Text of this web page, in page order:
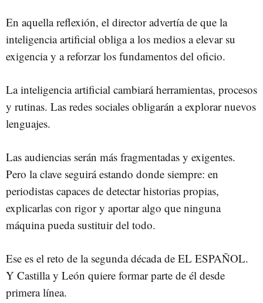
En aquella reflexión, el director advertía de que la
inteligencia artificial obliga a los medios a elevar su
exigencia y a reforzar los fundamentos del oficio.
La inteligencia artificial cambiará herramientas, procesos
y rutinas. Las redes sociales obligarán a explorar nuevos
lenguajes.
Las audiencias serán más fragmentadas y exigentes.
Pero la clave seguirá estando donde siempre: en
periodistas capaces de detectar historias propias,
explicarlas con rigor y aportar algo que ninguna
máquina pueda sustituir del todo.
Ese es el reto de la segunda década de EL ESPAÑOL.
Y Castilla y León quiere formar parte de él desde
primera línea.